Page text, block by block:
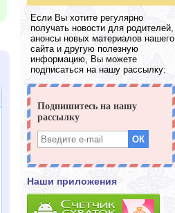
Если Вы хотите регулярно
получать новости для родителей,
анонсы новых материалов нашего
сайта и другую полезную
информацию, Вы можете
подписаться на нашу рассылку:
Наши приложения